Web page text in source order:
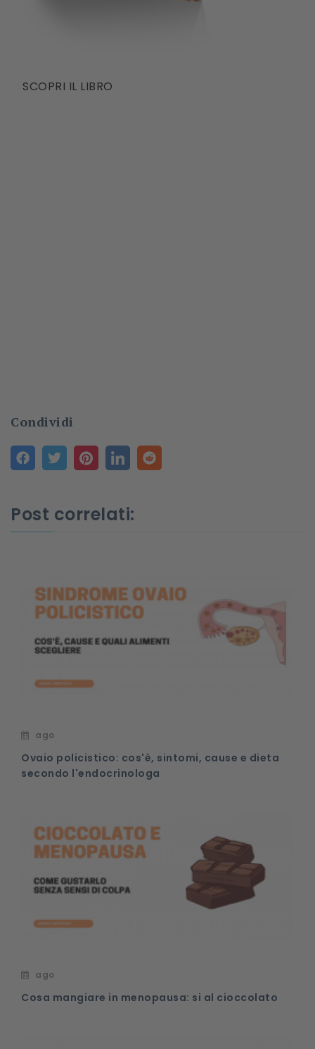
SCOPRI IL LIBRO
Condividi
Post correlati:
ago
Ovaio policistico: cos'è, sintomi, cause e dieta
secondo l'endocrinologa
ago
Cosa mangiare in menopausa: si al cioccolato